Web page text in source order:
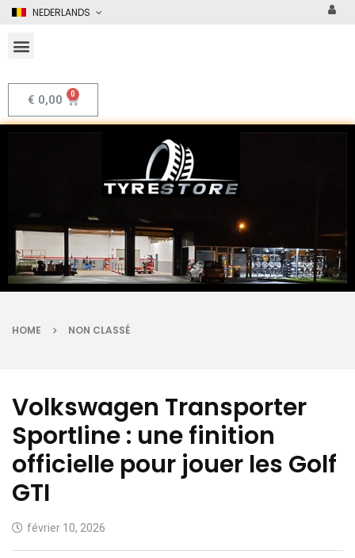
NEDERLANDS
€ 0,00
HOME NON CLASSÉ
Volkswagen Transporter
Sportline : une finition
officielle pour jouer les Golf
GTI
février 10, 2026